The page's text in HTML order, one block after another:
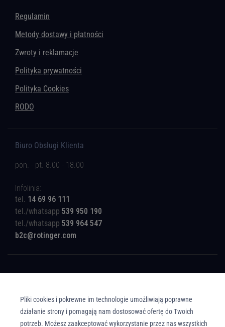
Regulamin
Metody dostawy i płatności
Zwroty i reklamacje
Polityka prywatności
Polityka Cookies
RODO
Biuro Obsługi Klienta
pon. - pt. 8.00 - 18.00
Infolinia:
tel. 14 69 96 111
tel./whatsapp 539 950 190
tel./whatsapp 539 964 547
b2c@rotinger.com
Copyright © Union Parts Sp. z o.o. - Wszelkie prawa zastrzeżone. All rights
reserved.
Pliki cookies i pokrewne im technologie umożliwiają poprawne
działanie strony i pomagają nam dostosować ofertę do Twoich
potrzeb. Możesz zaakceptować wykorzystanie przez nas wszystkich